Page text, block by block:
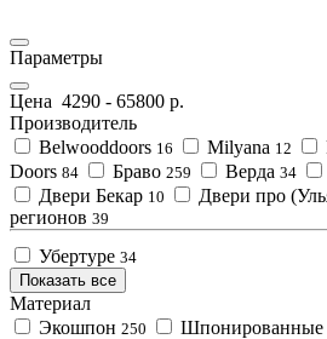
Параметры
Цена 4290 - 65800 р.
Производитель
Belwooddoors 16 Milyana 12
Doors 84 Браво 259 Верда 34
Двери Бекар 10 Двери про
регионов 39
Убертуре 34
Показать все
Материал
Экошпон 250 Шпонированные